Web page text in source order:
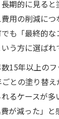
期的に見る
用の削減につ
も「最終的
う方に選ばれ
15年以上の
との塗り替
るケースが多
が減った」と